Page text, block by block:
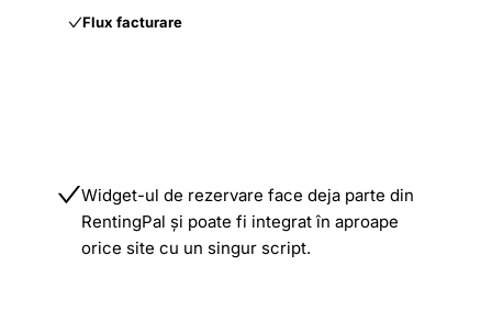
Flux facturare
Widget-ul de rezervare face deja parte din
RentingPal și poate fi integrat în aproape
orice site cu un singur script.